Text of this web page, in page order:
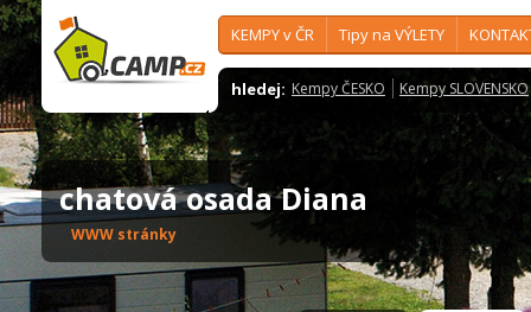
KEMPY v ČR Tipy na VÝLETY
hledej: Kempy ČESKO Kempy SLOVENSKO
chatová osada Diana
WWW stránky